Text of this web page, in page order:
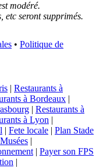
modéré.
etc seront supprimés.
• Politique de
| Restaurants à
à Bordeaux |
| Restaurants à
à Lyon |
| Fete locale | Plan Stade
Musées |
| Payer son FPS
|